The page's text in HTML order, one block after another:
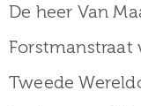
De heer Van
Forstmanstraat
Tweede